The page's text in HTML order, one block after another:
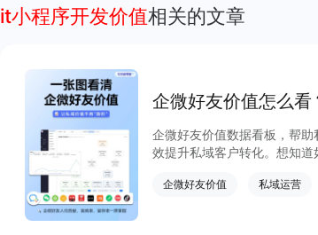
赞评比更低
it小程序开发价值相关的文章
企微好友价值怎么
企微好友价值数据看板，帮
效提升私域客户转化。想知
企微好友价值 私域运营